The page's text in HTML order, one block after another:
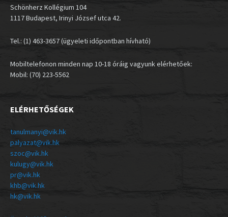
Schönherz Kollégium 104
1117 Budapest, Irinyi József utca 42.
Tel.: (1) 463-3657 (ügyeleti időpontban hívható)
Mobiltelefonon minden nap 10-18 óráig vagyunk elérhetőek:
Mobil: (70) 223-5562
ELÉRHETŐSÉGEK
tanulmanyi@vik.hk
palyazat@vik.hk
szoc@vik.hk
kulugy@vik.hk
pr@vik.hk
khb@vik.hk
hk@vik.hk